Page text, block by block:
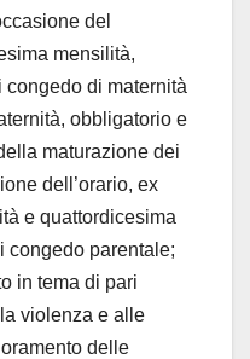
del
mensilità,
congedo di maternità
obbligatorio e
maturazione dei
dell’orario, ex
e quattordicesima
congedo parentale;
in tema di pari
violenza e alle
delle